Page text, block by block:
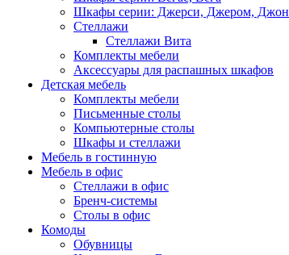
Шкафы серии: Джерси, Джером, Джон
Стеллажи
Стеллажи Вита
Комплекты мебели
Аксессуары для распашных шкафов
Детская мебель
Комплекты мебели
Письменные столы
Компьютерные столы
Шкафы и стеллажи
Мебель в гостинную
Мебель в офис
Стеллажи в офис
Бренч-системы
Столы в офис
Комоды
Обувницы